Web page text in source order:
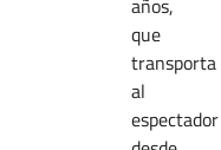
años,
que
transporta
al
espectador